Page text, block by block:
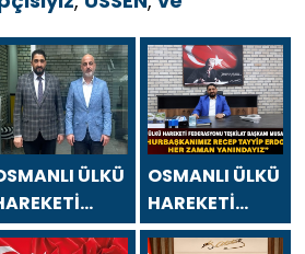
ÜLKÜ
OSMANLI ÜLKÜ
HAREKETİ
FEDERASYONU